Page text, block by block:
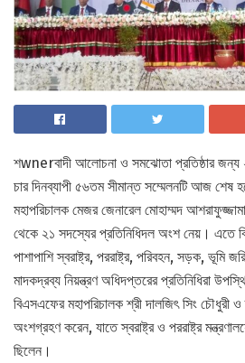
শwnerবাদী আলোচনা ও সমঝোতা প্রতিষ্ঠার
চার দিনব্যাপী ৫৬তম সীমান্ত সম্মেলনটি আজ শেষ
মহাপরিচালক মেজর জেনারেল মোহাম্মদ
থেকে ২১ সদস্যের প্রতিনিধিদল অংশ নেয়। এতে
পাশাপাশি স্বরাষ্ট্র, পররাষ্ট্র, পরিবহন, সড়ক, ভূমি
মাদকদ্রব্য নিয়ন্ত্রণ অধিদপ্তরের প্রতিনিধিরা
বিএসএফের মহাপরিচালক শ্রী দালজিৎ সিং চৌধুরী ও
অংশগ্রহণ করেন, যাতে স্বরাষ্ট্র ও পররাষ্ট্র
ছিলেন।